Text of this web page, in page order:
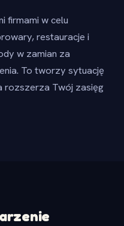
firmami w celu
restauracje i
w zamian za
To tworzy sytuację
Twój zasięg